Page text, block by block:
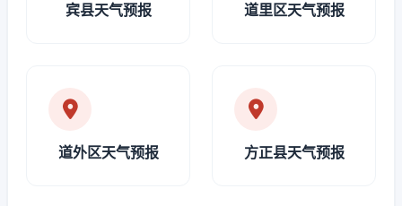
宾县天气预报 道里区天气预报
道外区天气预报 方正县天气预报